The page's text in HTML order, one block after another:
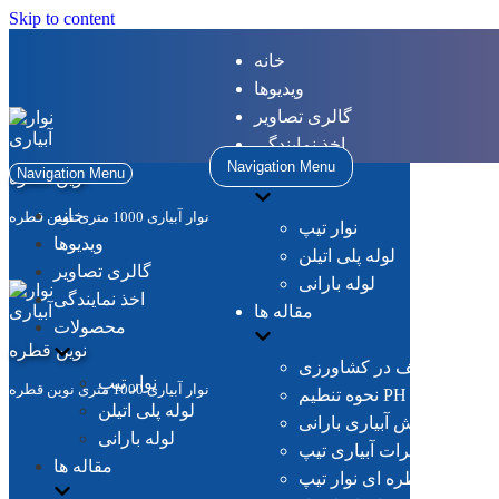
Skip to content
نوین قطره
نوار آبیاری 1000 متری نوین قطره
خانه
ویدیوها
گالری تصاویر
اخذ نمایندگی
محصولات
نوار تیپ
لوله پلی اتیلن
لوله بارانی
مقاله ها
کود های مختلف در کشاورزی
با روش آبیاری بارانی
تاثیرات آبیاری تیپ
آبیاری قطره ای نوار تیپ
نوین قطره
نوار آبیاری 1000 متری نوین قطره
Navigation Menu
Navigation Menu
خانه
ویدیوها
گالری تصاویر
اخذ نمایندگی
محصولات
نوار تیپ
لوله پلی اتیلن
لوله بارانی
مقاله ها